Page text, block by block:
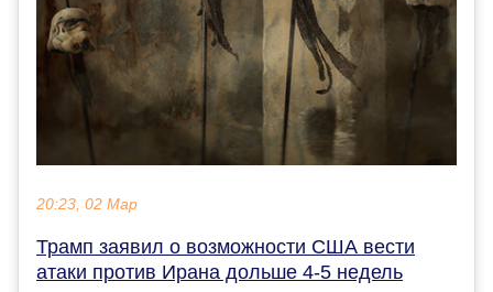
20:23, 02 Мар
Трамп заявил о возможности США вести
атаки против Ирана дольше 4-5 недель